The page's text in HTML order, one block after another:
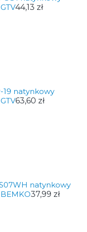
44,13 zł
19 natynkowy
63,60 zł
natynkowy
37,99 zł